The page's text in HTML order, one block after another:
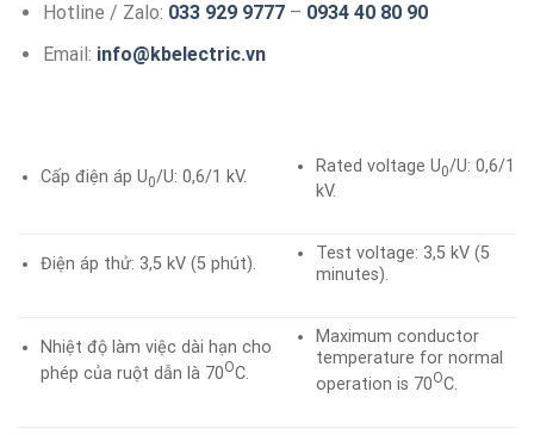
Hotline / Zalo: 033 929 9777 – 0934 40 80 90
Email: info@kbelectric.vn
Cấp điện áp U0/U: 0,6/1 kV.
Rated voltage U0/U: 0,6/1
kV.
Điện áp thử: 3,5 kV (5 phút).
Test voltage: 3,5 kV (5
minutes).
Nhiệt độ làm việc dài hạn cho
phép của ruột dẫn là 70OC.
Maximum conductor
temperature for normal
operation is 70OC.